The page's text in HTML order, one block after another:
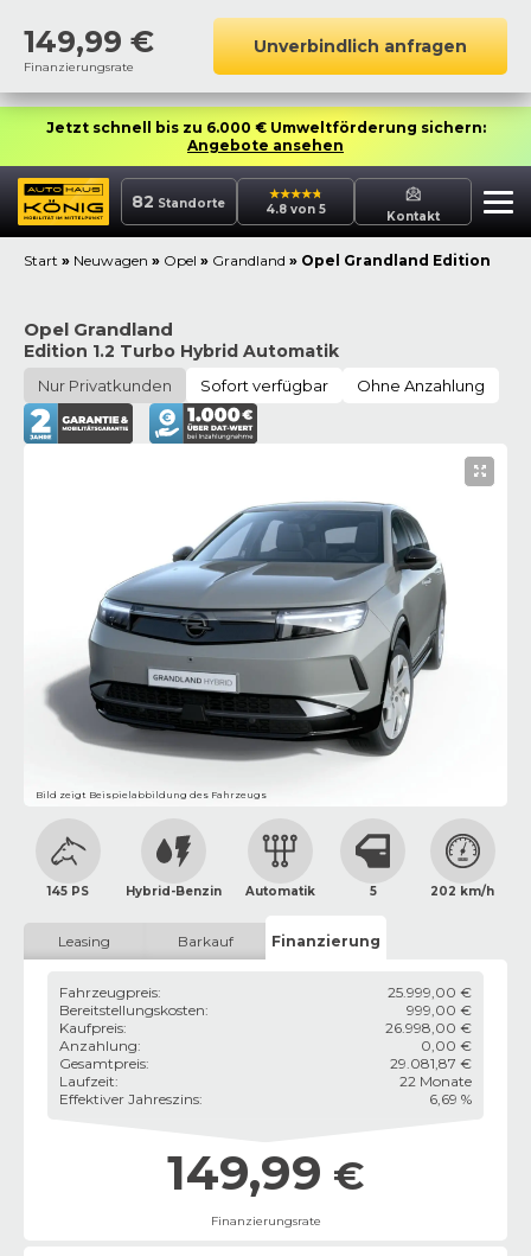
149,99 €
Finanzierungsrate
Unverbindlich anfragen
Jetzt schnell bis zu 6.000 € Umweltförderung sichern:
Angebote ansehen
82 Standorte 4.8 von 5 Kontakt
Start » Neuwagen » Opel » Grandland » Opel Grandland Edition
Opel Grandland
Edition 1.2 Turbo Hybrid Automatik
Nur Privatkunden Sofort verfügbar Ohne Anzahlung
Bild zeigt Beispielabbildung des Fahrzeugs
145 PS Hybrid-Benzin Automatik 5 202 km/h
Leasing Barkauf Finanzierung
Fahrzeugpreis:
25.999,00 €
Bereitstellungskosten:
999,00 €
Kaufpreis:
26.998,00 €
Anzahlung:
0,00 €
Gesamtpreis:
29.081,87 €
Laufzeit:
22 Monate
Effektiver Jahreszins: 6,69 %
149,99 €
Finanzierungsrate